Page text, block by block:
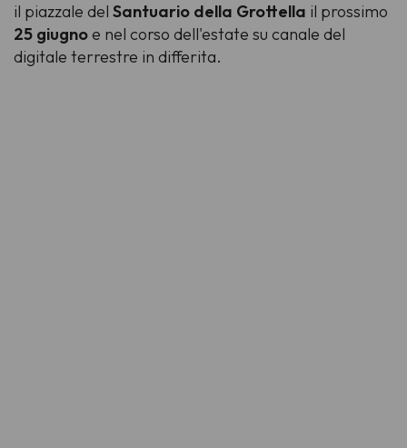
il piazzale del Santuario della Grottella il prossimo
25 giugnoe nel corso dell'estate su canale del
digitale terrestre in differita.